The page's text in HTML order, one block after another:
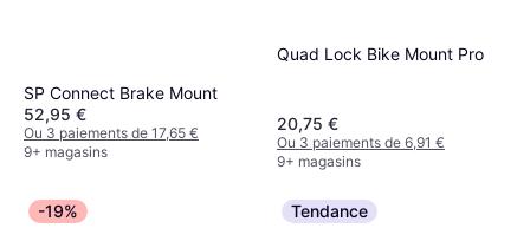
SP Connect Brake Mount
52,95 €
Ou 3 paiements de 17,65 €
9+ magasins
Quad Lock Bike Mount Pro
20,75 €
Ou 3 paiements de 6,91 €
9+ magasins
-19% Tendance